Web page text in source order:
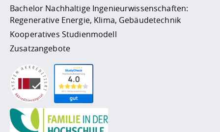
Bachelor Nachhaltige Ingenieurwissenschaften:
Regenerative Energie, Klima, Gebäudetechnik
Kooperatives Studienmodell
Zusatzangebote